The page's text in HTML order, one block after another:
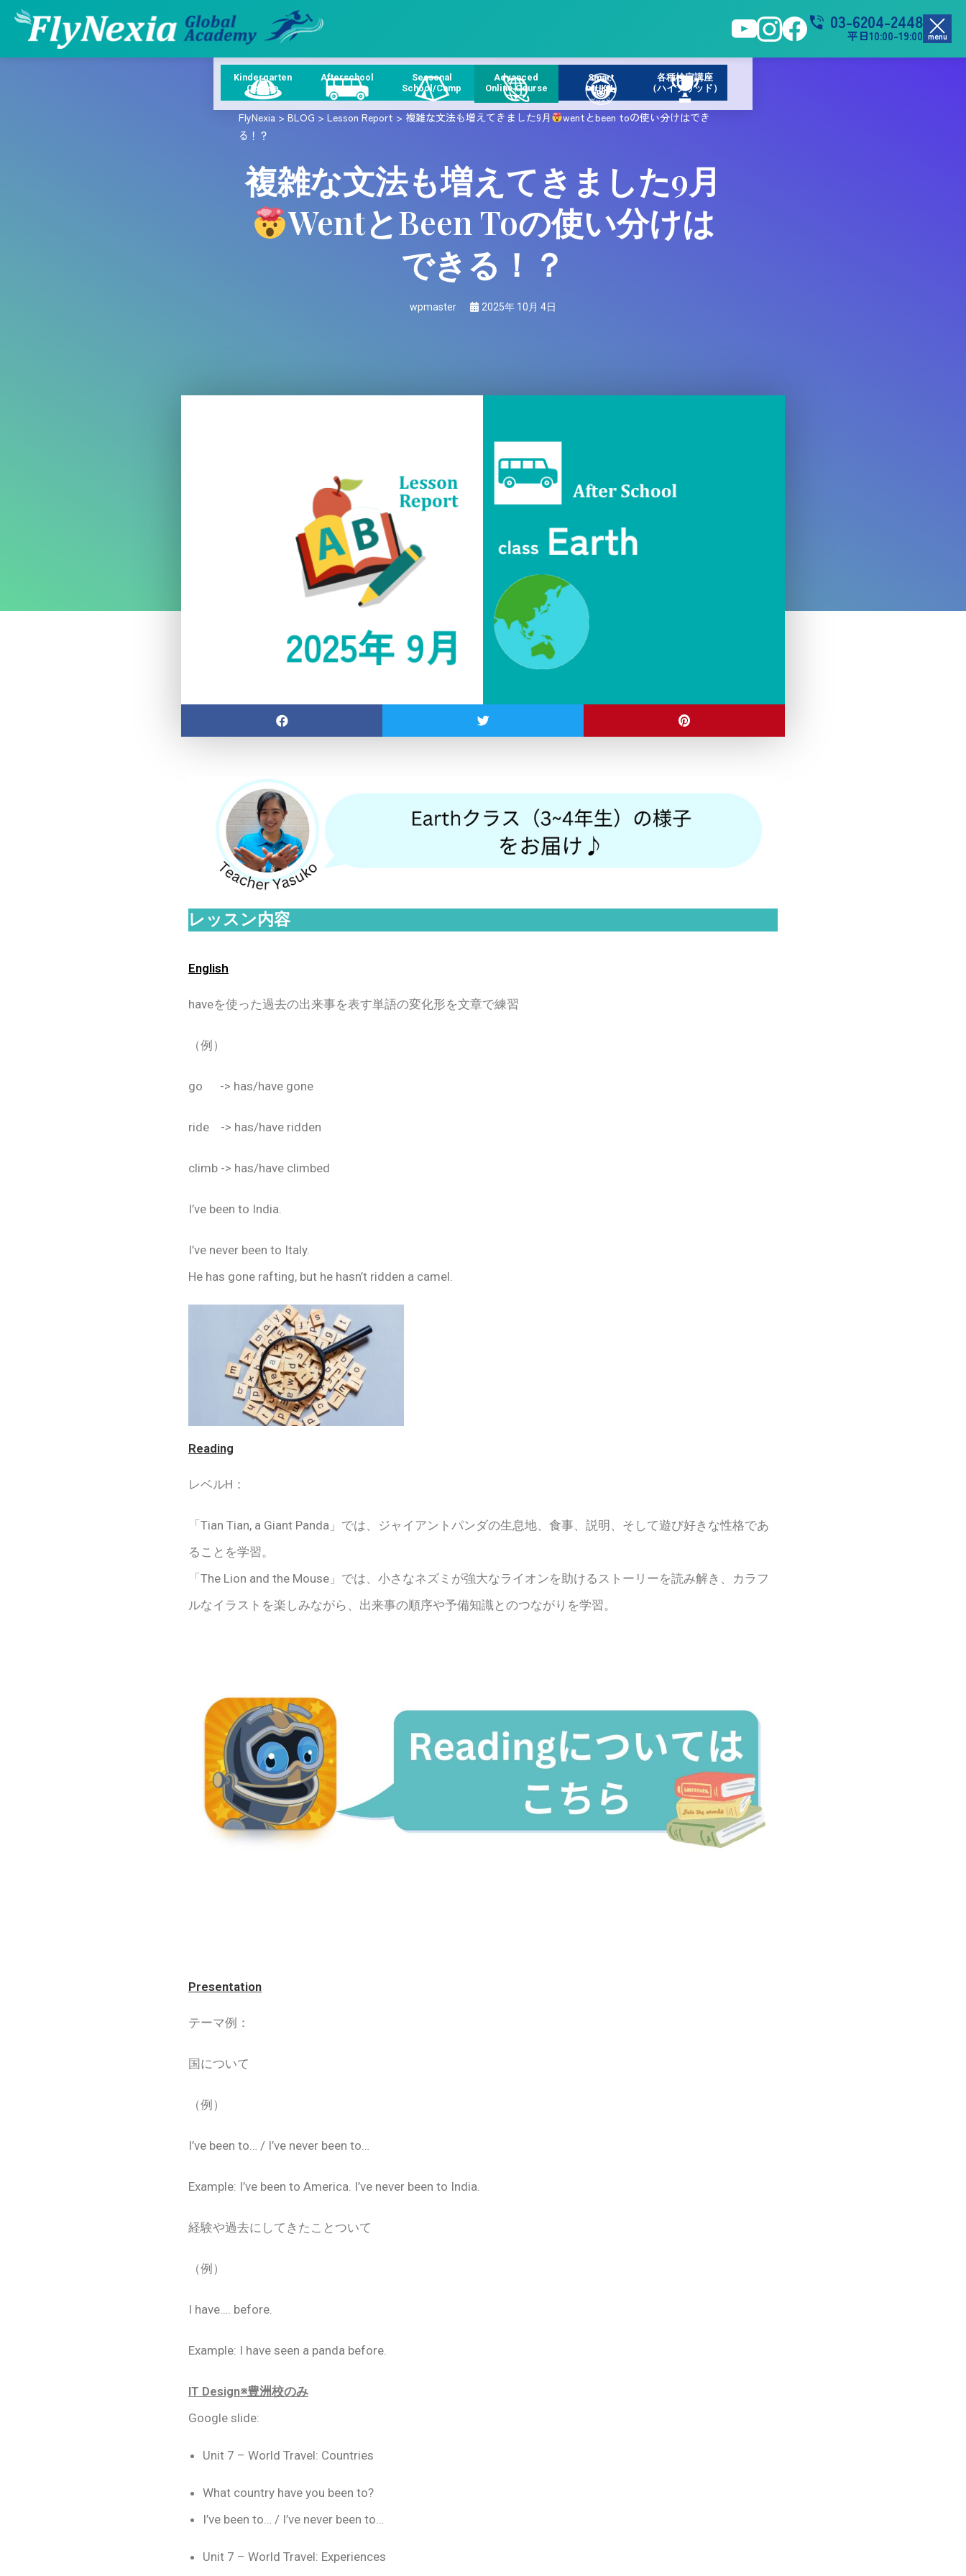
03-6204-2448
平日10:00-19:00 menu
Kindergarten
Course
Afterschool
Course
Seasonal
School/Camp
Advanced
Online Course
Smart
JUKU
各種検定講座
（ハイブリッド）
FlyNexia > BLOG > Lesson Report > 複雑な文法も増えてきました9月
wentとbeen toの使い分けはでき
る！？
複雑な文法も増えてきました9月
Wentとbeen Toの使い分けは
できる！？
wpmaster 2025年 10月 4日
レッスン内容
English
haveを使った過去の出来事を表す単語の変化形を文章で練習
（例）
go -> has/have gone
ride -> has/have ridden
climb -> has/have climbed
I’ve been to India.
I’ve never been to Italy.
He has gone rafting, but he hasn’t ridden a camel.
Reading
レベルH：
「Tian Tian, a Giant Panda」では、ジャイアントパンダの生息地、食事、説明、そして遊び好きな性格であ
ることを学習。
「The Lion and the Mouse」では、小さなネズミが強大なライオンを助けるストーリーを読み解き、カラフ
ルなイラストを楽しみながら、出来事の順序や予備知識とのつながりを学習。
Presentation
テーマ例：
国について
（例）
I’ve been to… / I’ve never been to…
Example: I’ve been to America. I’ve never been to India.
経験や過去にしてきたことついて
（例）
I have…. before.
Example: I have seen a panda before.
IT Design※豊洲校のみ
Google slide:
Unit 7 – World Travel: Countries
What country have you been to?
I’ve been to… / I’ve never been to…
Unit 7 – World Travel: Experiences